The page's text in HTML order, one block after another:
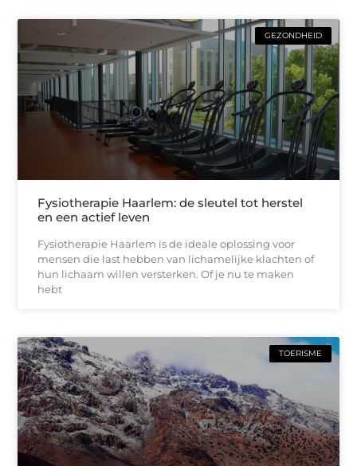
GEZONDHEID
Fysiotherapie Haarlem: de sleutel tot herstel
en een actief leven
Fysiotherapie Haarlem is de ideale oplossing voor
mensen die last hebben van lichamelijke klachten of
hun lichaam willen versterken. Of je nu te maken
hebt
TOERISME